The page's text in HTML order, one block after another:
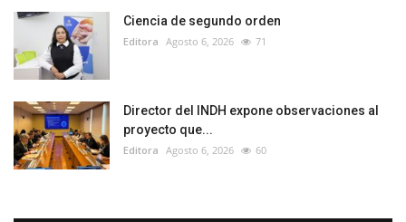
Ciencia de segundo orden
Editora Agosto 6, 2026 71
Director del INDH expone observaciones al
proyecto que...
Editora Agosto 6, 2026 60